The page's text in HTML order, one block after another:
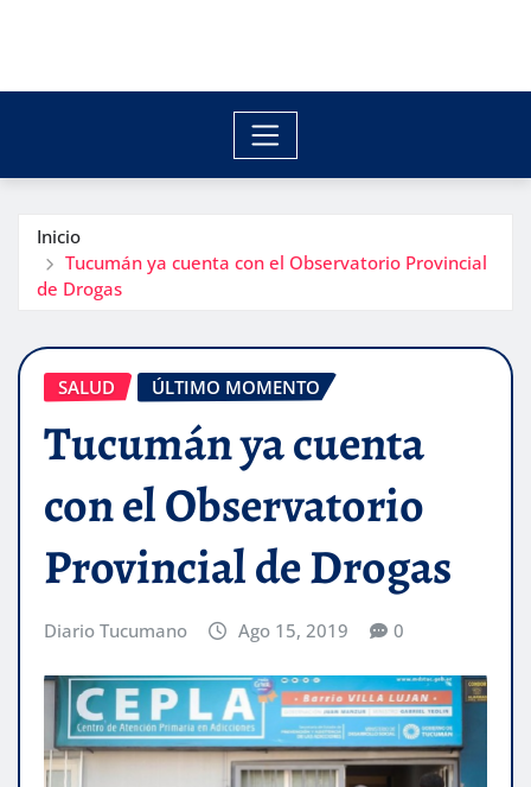
Inicio
Tucumán ya cuenta con el Observatorio Provincial
de Drogas
SALUD ÚLTIMO MOMENTO
Tucumán ya cuenta
con el Observatorio
Provincial de Drogas
Diario Tucumano Ago 15, 2019 0